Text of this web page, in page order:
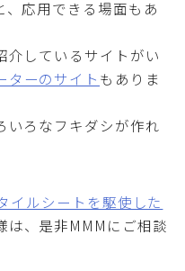
応用できる場面もあ
介しているサイトがい
ターのサイト もありま
いろなフキダシが作れ
イルシートを駆使した
は、是非MMMにご相談